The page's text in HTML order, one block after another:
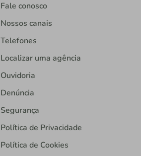
Fale conosco
Nossos canais
Telefones
Localizar uma agência
Ouvidoria
Denúncia
Segurança
Política de Privacidade
Política de Cookies